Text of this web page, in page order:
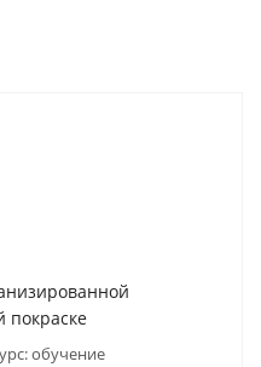
покраске
обучение